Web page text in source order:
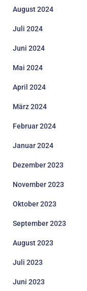
August 2024
Juli 2024
Juni 2024
Mai 2024
April 2024
März 2024
Februar 2024
Januar 2024
Dezember 2023
November 2023
Oktober 2023
September 2023
August 2023
Juli 2023
Juni 2023